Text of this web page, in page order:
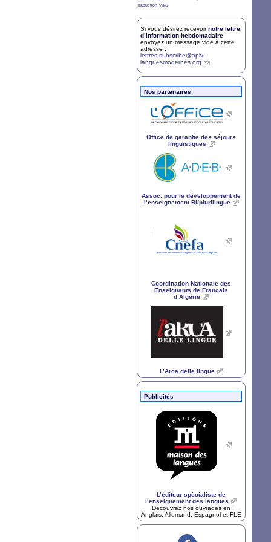
Traduction
7/36 Vidéo
2/36
Si vous désirez recevoirnotre lettre
d’information hebdomadaire
envoyez un message vide à cette
adresse :
lettres-subscribe@aplv-
languesmodernes.org
Nos partenaires
Office de garantie des séjours
linguistiques
Assoc. pour le développement de
l’enseignement Bi/plurilingue
Coordination Nationale des
Enseignants de Français
d’Algérie
L’Arca delle lingue
Publicités
L’éditeur spécialiste de
l’enseignement des langues
Découvrez nos ouvrages en
Anglais, Allemand, Espagnol et FLE